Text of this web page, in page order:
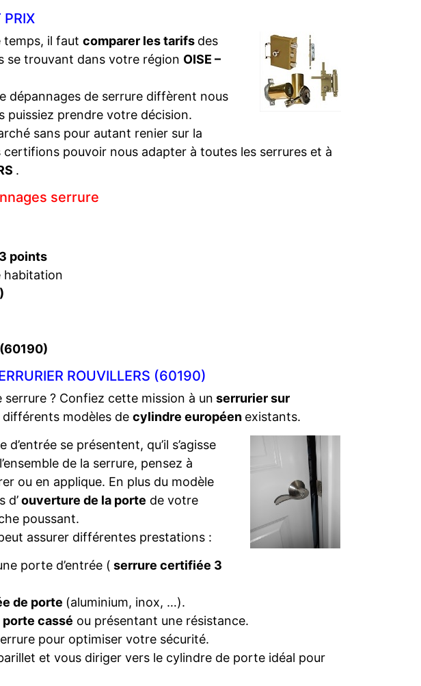
PRIX
temps, il faut comparer les tarifs des
se trouvant dans votre région OISE –
dépannages de serrure diffèrent nous
puissiez prendre votre décision.
sans pour autant renier sur la
pouvoir nous adapter à toutes les serrures et à
.
serrure
points
habitation
ROUVILLERS (60190)
serrure ? Confiez cette mission à un serrurier sur
différents modèles de cylindre européen existants.
d’entrée se présentent, qu’il s’agisse
de la serrure, pensez à
ou en applique. En plus du modèle
d’ouverture de la porte de votre
poussant.
assurer différentes prestations :
porte d’entrée ( serrure certifiée 3
de porte (aluminium, inox, …).
porte cassé ou présentant une résistance.
pour optimiser votre sécurité.
et vous diriger vers le cylindre de porte idéal pour